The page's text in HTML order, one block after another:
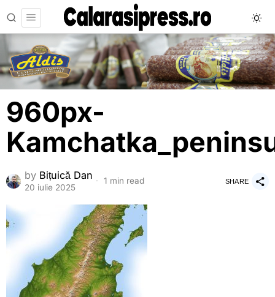
960px-
by Bițuică Dan
20 iulie 2025
1 min read SHARE